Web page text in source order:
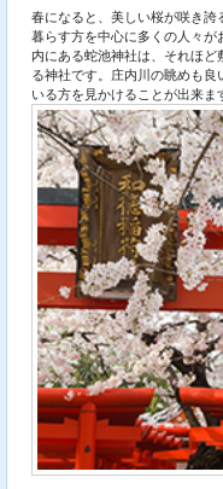
春になると、美しい桜が咲き誇
暮らす方を中心に多くの人々が
内にある蛇池神社は、それほ
る神社です。庄内川の眺めも
いる方を見かけることが出来ま